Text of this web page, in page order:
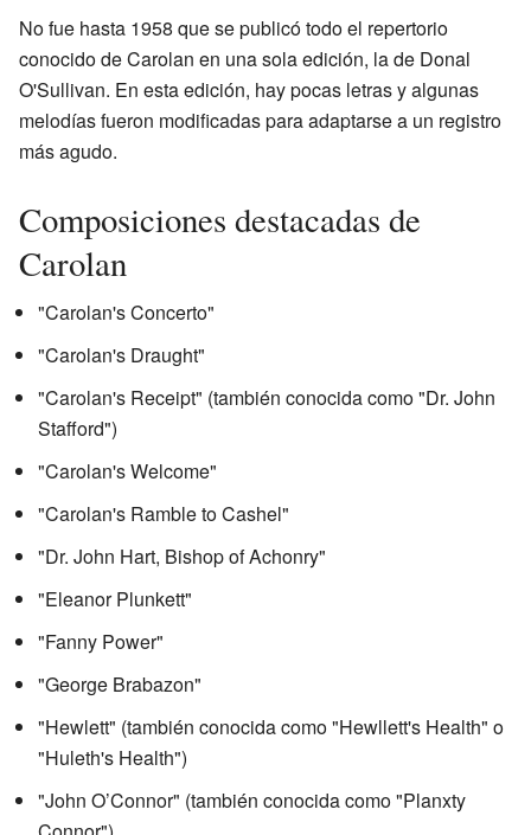
No fue hasta 1958 que se publicó todo el repertorio
conocido de Carolan en una sola edición, la de Donal
O'Sullivan. En esta edición, hay pocas letras y algunas
melodías fueron modificadas para adaptarse a un registro
más agudo.
Composiciones destacadas de
Carolan
"Carolan's Concerto"
"Carolan's Draught"
"Carolan's Receipt" (también conocida como "Dr. John
Stafford")
"Carolan's Welcome"
"Carolan's Ramble to Cashel"
"Dr. John Hart, Bishop of Achonry"
"Eleanor Plunkett"
"Fanny Power"
"George Brabazon"
"Hewlett" (también conocida como "Hewllett's Health" o
"Huleth's Health")
"John O’Connor" (también conocida como "Planxty